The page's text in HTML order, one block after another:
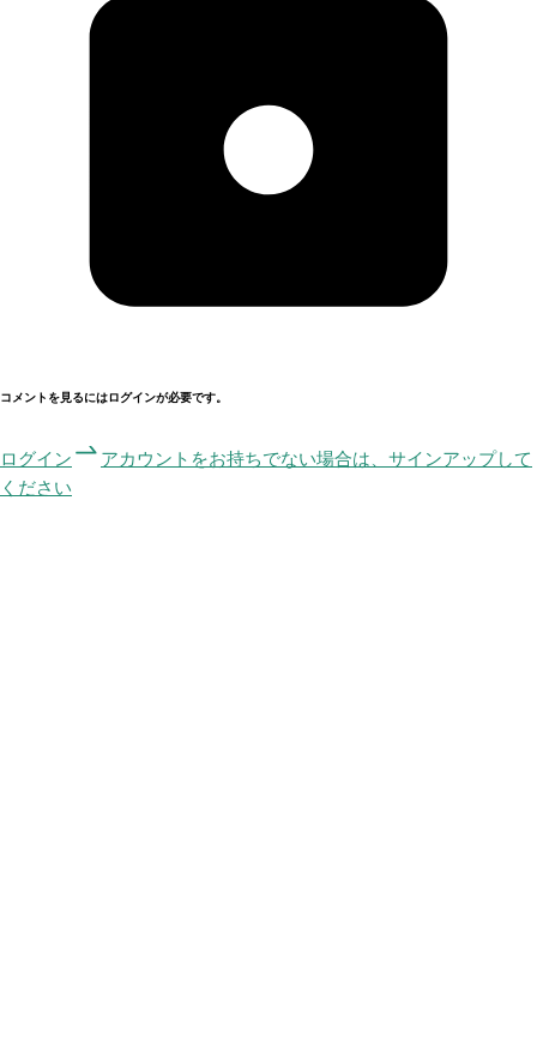
コメントを見るにはログインが必要です。
ログイン
アカウントをお持ちでない場合は、サインアップして
ください